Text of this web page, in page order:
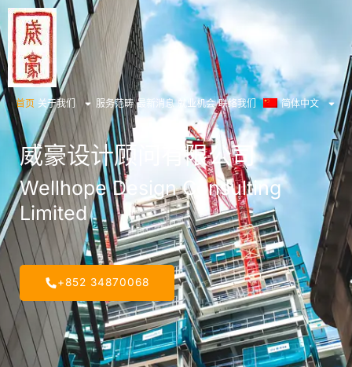
跳
到
的
内
容
首页 关于我们 服务范畴 最新消息 就业机会 联络我们 简体中文
威豪设计顾问有限公司
Wellhope Design Consulting
Limited
+852 34870068